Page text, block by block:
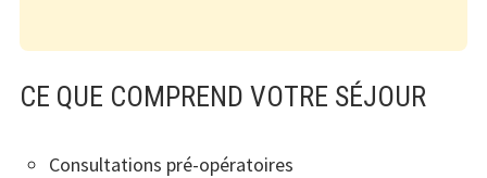
CE QUE COMPREND VOTRE SÉJOUR
Consultations pré-opératoires